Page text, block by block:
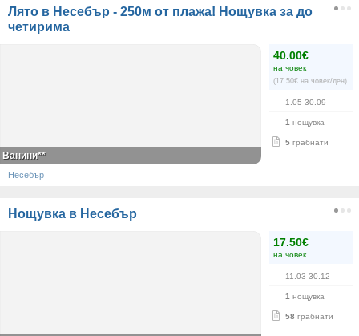
Лято в Несебър - 250м от плажа! Нощувка за до
четирима
40.00€
на човек
(17.50€ на човек/ден)
1.05-30.09
1 нощувка
5 грабнати
Ванини**
Несебър
Нощувка в Несебър
17.50€
на човек
11.03-30.12
1 нощувка
58 грабнати